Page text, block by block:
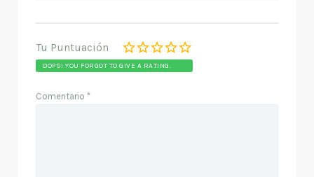
Tu Puntuación
OOPS! YOU FORGOT TO GIVE A RATING.
Comentario *